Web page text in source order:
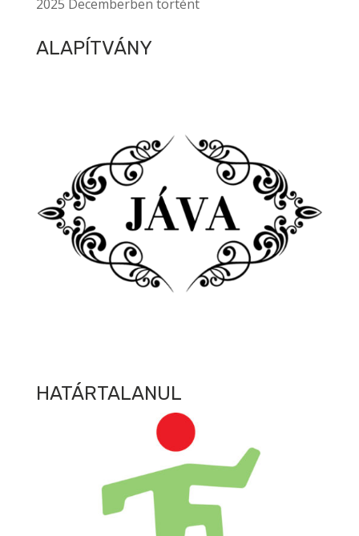
2025 Decemberben történt
ALAPÍTVÁNY
HATÁRTALANUL